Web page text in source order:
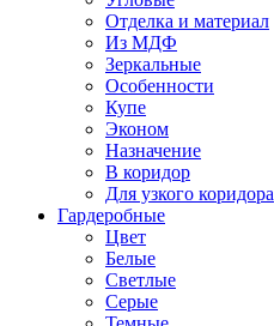
Отделка и материал
Из МДФ
Зеркальные
Особенности
Купе
Эконом
Назначение
В коридор
Для узкого коридора
Гардеробные
Цвет
Белые
Светлые
Серые